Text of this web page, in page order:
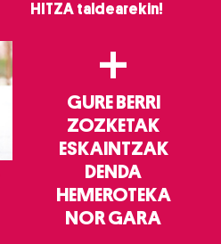
HITZA taldearekin!
+
GURE BERRI
ZOZKETAK
ESKAINTZAK
DENDA
HEMEROTEKA
NOR GARA